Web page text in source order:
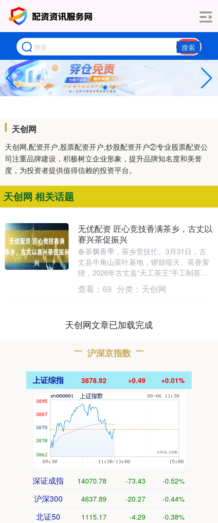
搜索
天创网
天创网,配资开户,股票配资开户,炒股配资开户②专业股票配资公
司注重品牌建设，积极树立企业形象，提升品牌知名度和美誉
度，为投资者提供值得信赖的投资平台。
天创网 相关话题
无优配资 匠心竞技香满茶乡，古丈以
赛兴茶促振兴
春茶飘香季，茶乡竞技忙。3月31日，古
丈县牛角山茶叶基地，锣鼓喧天、茶香萦
绕，2026年古丈县“天工茶王”手工制茶评
比、“采青圣手”古丈茶工手工采茶技能评
比暨春....
查看： 69 分类： 天创网
天创网文章已加载完成
沪深京指数
上证综指 3878.92 +0.49 +0.01%
深证成指 14070.78 -73.43 -0.52%
沪深300 4637.89 -20.27 -0.44%
北证50 1115.17 -4.29 -0.38%